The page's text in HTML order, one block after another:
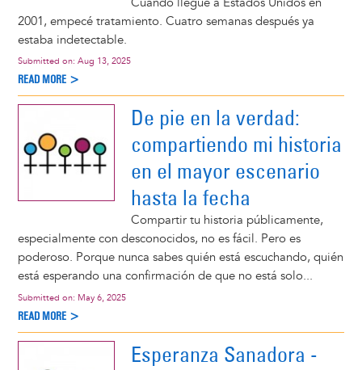
2001, empecé tratamiento. Cuatro semanas después ya
estaba indetectable.
Submitted on: Aug 13, 2025
READ MORE >
De pie en la verdad:
compartiendo mi historia
en el mayor escenario
hasta la fecha
Compartir tu historia públicamente,
especialmente con desconocidos, no es fácil. Pero es
poderoso. Porque nunca sabes quién está escuchando, quién
está esperando una confirmación de que no está solo...
Submitted on: May 6, 2025
READ MORE >
Esperanza Sanadora -